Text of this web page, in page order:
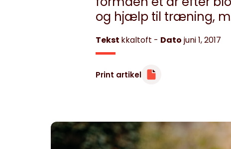
og hjælp til træning,
Tekst kkaltoft - Dato juni 1, 2017
Print artikel